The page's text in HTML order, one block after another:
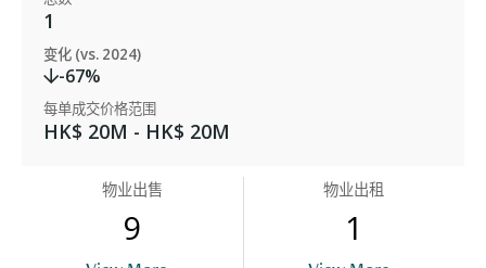
1
变化 (vs. 2024)
-67%
每单成交价格范围
HK$ 20M - HK$ 20M
物业出售
9
物业出租
1